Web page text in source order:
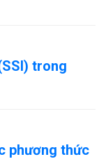
trong
phương thức